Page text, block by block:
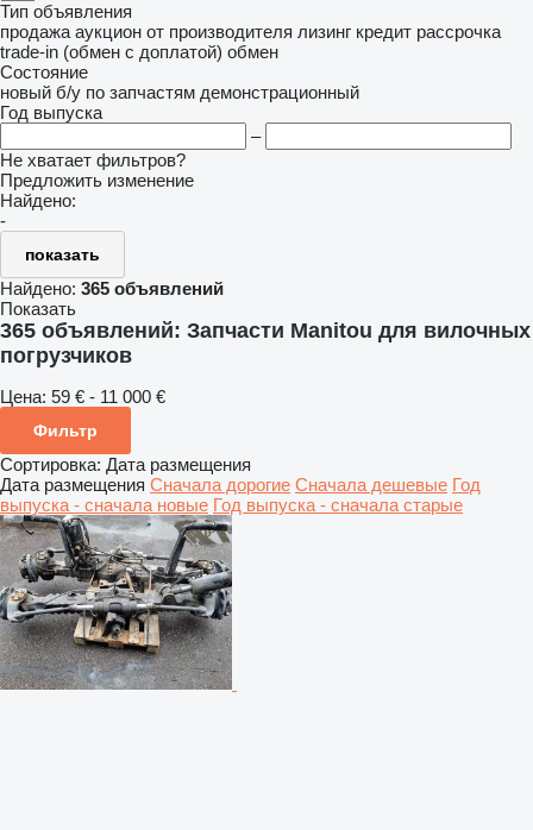
Тип объявления
продажа аукцион от производителя лизинг кредит рассрочка
trade-in (обмен с доплатой) обмен
Состояние
новый б/у по запчастям демонстрационный
Год выпуска
–
Не хватает фильтров?
Предложить изменение
Найдено:
-
показать
Найдено: 365 объявлений
Показать
365 объявлений: Запчасти Manitou для вилочных
погрузчиков
Цена: 59 € - 11 000 €
Фильтр
Сортировка: Дата размещения
Дата размещения Сначала дорогие Сначала дешевые Год
выпуска - сначала новые Год выпуска - сначала старые